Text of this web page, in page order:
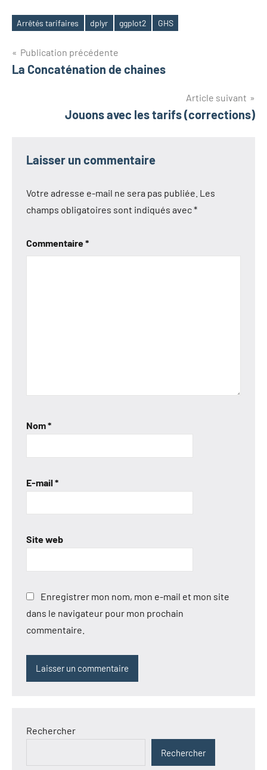
Étiquettes
Arrêtés tarifaires dplyr ggplot2 GHS
Navigation
de
Publication précédente
La Concaténation de chaines
Article suivant
Jouons avec les tarifs (corrections)
Laisser un commentaire
Votre adresse e-mail ne sera pas publiée. Les
champs obligatoires sont indiqués avec*
Commentaire*
Nom*
E-mail *
Site web
Enregistrer mon nom, mon e-mail et mon site
dans le navigateur pour mon prochain
commentaire.
Rechercher
Rechercher